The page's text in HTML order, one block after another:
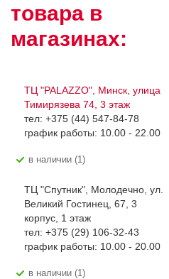
товара в
магазинах:
ТЦ "PALAZZO", Минск, улица
Тимирязева 74, 3 этаж
тел: +375 (44) 547-84-78
график работы: 10.00 - 22.00
В наличии (1)
ТЦ "Спутник", Молодечно, ул.
Великий Гостинец, 67, 3
корпус, 1 этаж
тел: +375 (29) 106-32-43
график работы: 10.00 - 20.00
В наличии (1)